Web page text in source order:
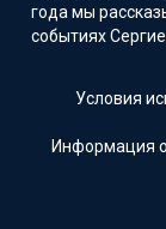
года мы
событиях
Условия
Информация